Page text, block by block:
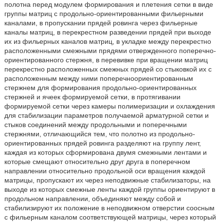
полотна перед модулем формирования и плетения сетки в виде
группы матриц с продольно-ориентированными фильерными
каналами, в пропускании прядей ровинга через фильерные
каналы матриц, в перекрестном разведении прядей при выходе
их из фильерных каналов матриц, в укладке между перекрестно
расположенными смежными прядями отвержденного поперечно-
ориентированного стержня, в перевивке при вращении матриц
перекрестно расположенных смежных прядей со стыковкой их с
расположенным между ними поперечноориентированным
стержнем для формирования продольно-ориентированных
стержней и ячеек формируемой сетки, в протягивании
формируемой сетки через камеры полимеризации и охлаждения
для стабилизации параметров получаемой арматурной сетки и
стыков соединений между продольными и поперечными
стержнями, отличающийся тем, что полотно из продольно-
ориентированных прядей ровинга разделяют на группу лент,
каждая из которых сформирована двумя смежными лентами и
которые смещают относительно друг друга в поперечном
направлении относительно продольной оси вращения каждой
матрицы, пропускают их через неподвижные стабилизаторы, на
выходе из которых смежные ленты каждой группы ориентируют в
продольном направлении, объединяют между собой и
стабилизируют их положение в неподвижном отверстии соосным
с фильерным каналом соответствующей матрицы, через который